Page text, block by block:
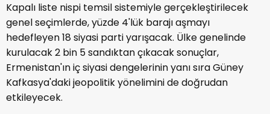
Kapalı liste nispi temsil sistemiyle gerçekleştirilecek
genel seçimlerde, yüzde 4'lük barajı aşmayı
hedefleyen 18 siyasi parti yarışacak. Ülke genelinde
kurulacak 2 bin 5 sandıktan çıkacak sonuçlar,
Ermenistan'ın iç siyasi dengelerinin yanı sıra Güney
Kafkasya'daki jeopolitik yönelimini de doğrudan
etkileyecek.